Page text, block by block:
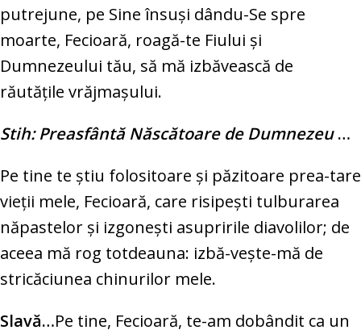
putrejune, pe Sine însuşi dându-Se spre
moarte, Fecioară, roagă-te Fiului şi
Dumnezeului tău, să mă izbăvească de
răutăţile vrăjmaşului.
Stih: Preasfântă Născătoare de Dumnezeu…
Pe tine te ştiu folositoare şi păzitoare prea-tare
vieţii mele, Fecioară, care risipeşti tulburarea
năpastelor şi izgoneşti asupririle diavolilor; de
aceea mă rog totdeauna: izbă-veşte-mă de
stricăciunea chinurilor mele.
Slavă…Pe tine, Fecioară, te-am dobândit ca un